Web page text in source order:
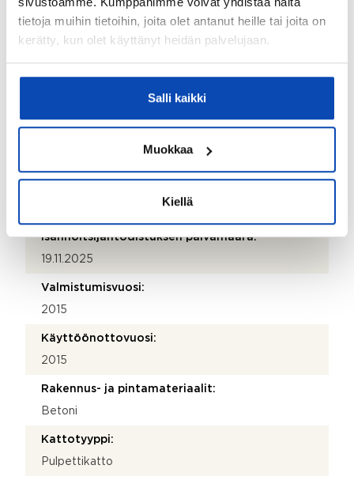
tietoja muihin tietoihin, joita olet antanut heille tai joita on
kerätty, kun olet käyttänyt heidän palvelujaan.
Salli kaikki
Muokkaa
Kiellä
tanja.ahl@oi.fi
Puhelinnumero:
Isännöitsijäntodistuksen päivämäärä:
19.11.2025
Valmistumisvuosi:
2015
Käyttöönottovuosi:
2015
Rakennus- ja pintamateriaalit:
Betoni
Kattotyyppi:
Pulpettikatto